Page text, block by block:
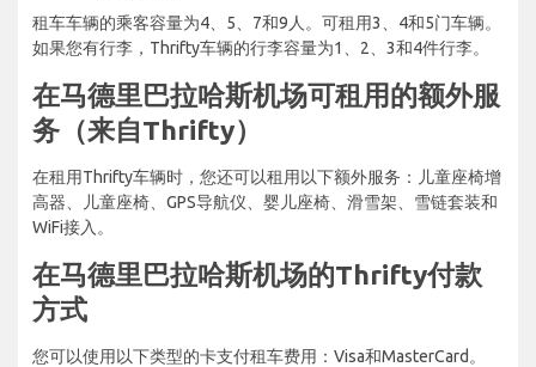
租车车辆的乘客容量为4、5、7和9人。可租用3、4和5门车辆。
如果您有行李，Thrifty车辆的行李容量为1、2、3和4件行李。
在马德里巴拉哈斯机场可租用的额外服
务（来自Thrifty）
在租用Thrifty车辆时，您还可以租用以下额外服务：儿童座椅增
高器、儿童座椅、GPS导航仪、婴儿座椅、滑雪架、雪链套装和
WiFi接入。
在马德里巴拉哈斯机场的Thrifty付款
方式
您可以使用以下类型的卡支付租车费用：Visa和MasterCard。